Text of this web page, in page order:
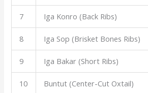
7 Iga Konro (Back Ribs)
8 Iga Sop (Brisket Bones Ribs)
9 Iga Bakar (Short Ribs)
10 Buntut (Center-Cut Oxtail)